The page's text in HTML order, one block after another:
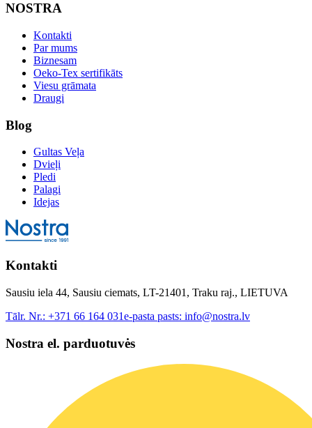
NOSTRA
Kontakti
Par mums
Biznesam
Oeko-Tex sertifikāts
Viesu grāmata
Draugi
Blog
Gultas Veļa
Dvieļi
Pledi
Palagi
Idejas
Kontakti
Sausiu iela 44, Sausiu ciemats, LT-21401, Traku raj., LIETUVA
Tālr. Nr.: +371 66 164 031e-pasta pasts: info@nostra.lv
Nostra el. parduotuvės